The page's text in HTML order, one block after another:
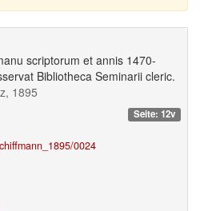
scriptorum et annis 1470-
Bibliotheca Seminarii cleric.
1895
Seite: 12v
0024